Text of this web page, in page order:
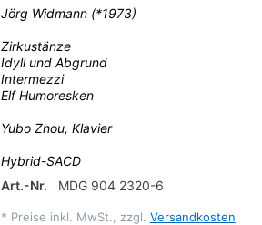
Jörg Widmann (*1973)
Zirkustänze
Idyll und Abgrund
Intermezzi
Elf Humoresken
Yubo Zhou, Klavier
Hybrid-SACD
Art.-Nr.
MDG 904 2320-6
* Preise inkl. MwSt., zzgl. Versandkosten